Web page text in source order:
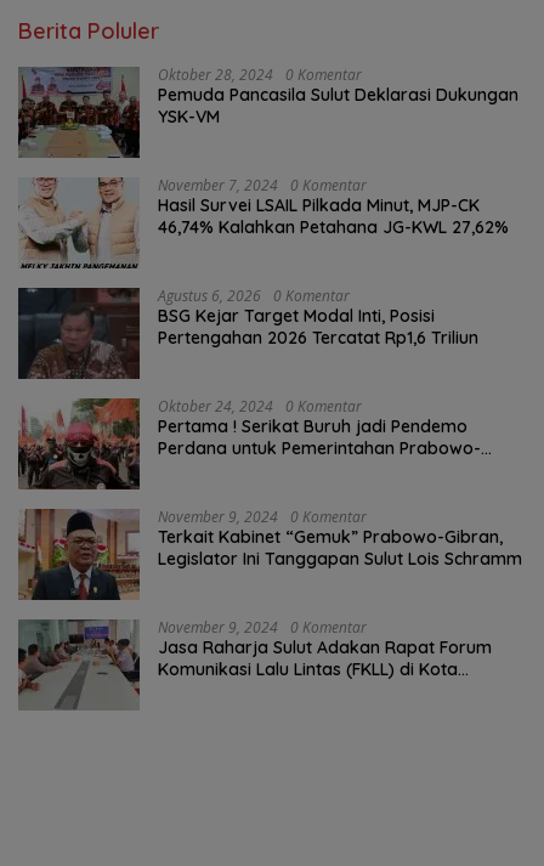
Berita Poluler
Oktober 28, 2024 0 Komentar
Pemuda Pancasila Sulut Deklarasi Dukungan
YSK-VM
November 7, 2024 0 Komentar
Hasil Survei LSAIL Pilkada Minut, MJP-CK
46,74% Kalahkan Petahana JG-KWL 27,62%
Agustus 6, 2026 0 Komentar
BSG Kejar Target Modal Inti, Posisi
Pertengahan 2026 Tercatat Rp1,6 Triliun
Oktober 24, 2024 0 Komentar
Pertama ! Serikat Buruh jadi Pendemo
Perdana untuk Pemerintahan Prabowo-
November 9, 2024 0 Komentar
Terkait Kabinet “Gemuk” Prabowo-Gibran,
Legislator Ini Tanggapan Sulut Lois Schramm
November 9, 2024 0 Komentar
Jasa Raharja Sulut Adakan Rapat Forum
Komunikasi Lalu Lintas (FKLL) di Kota